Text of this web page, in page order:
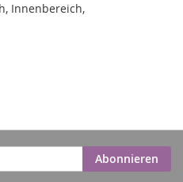
Innenbereich,
Abonnieren